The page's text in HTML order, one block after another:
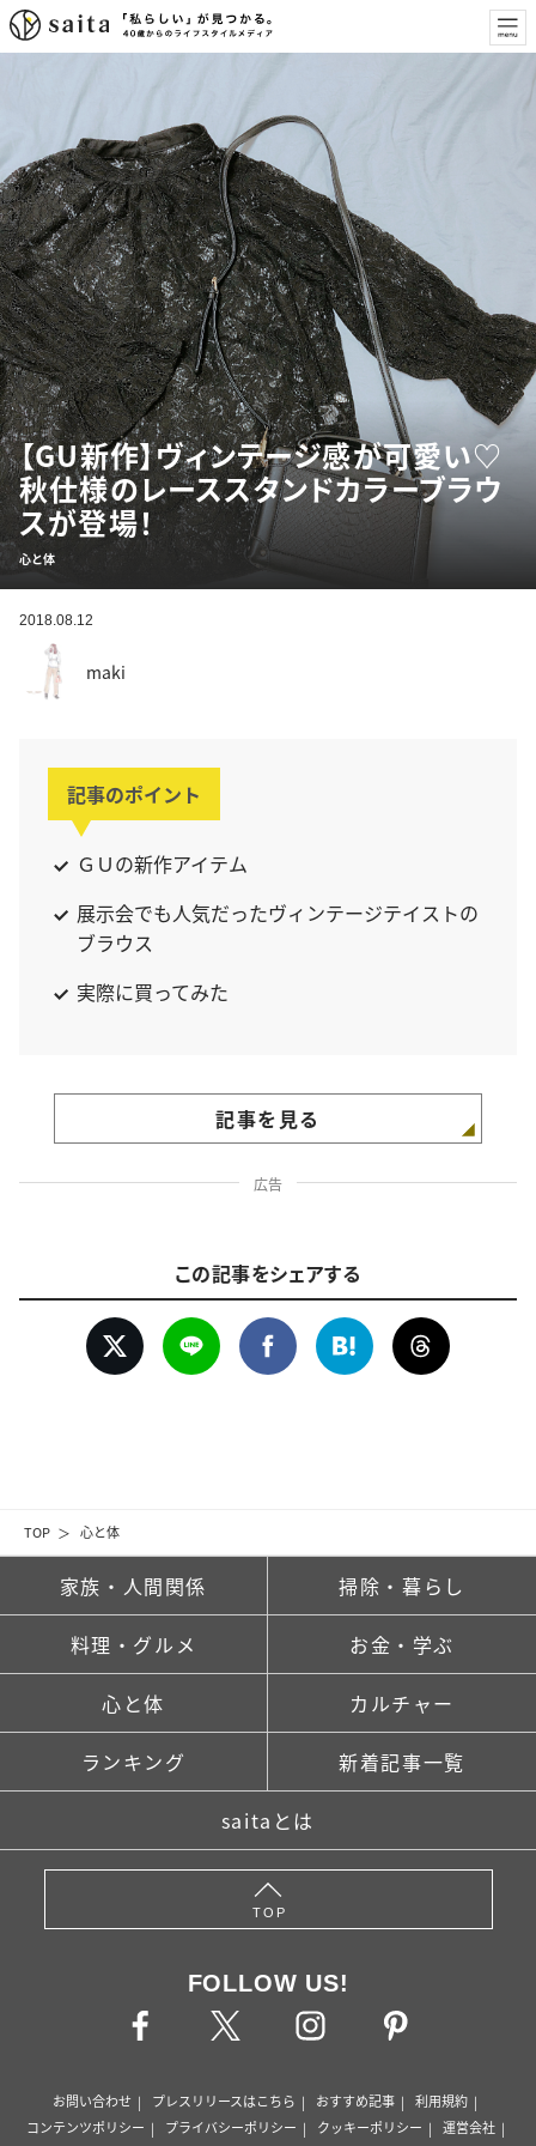
TOP 心と体
【GU新作】ヴィンテージ感が可愛い♡
秋仕様のレーススタンドカラーブラウ
スが登場！
心と体
2018.08.12
maki
記事のポイント
ＧＵの新作アイテム
展示会でも人気だったヴィンテージテイストの
ブラウス
実際に買ってみた
記事を見る
広告
この記事をシェアする
家族・人間関係 掃除・暮らし
料理・グルメ お金・学ぶ
心と体 カルチャー
ランキング 新着記事一覧
saitaとは
TOP
FOLLOW US!
お問い合わせ プレスリリースはこちら おすすめ記事
利用規約
コンテンツポリシー
プライバシーポリシー クッキーポリシー
運営会社